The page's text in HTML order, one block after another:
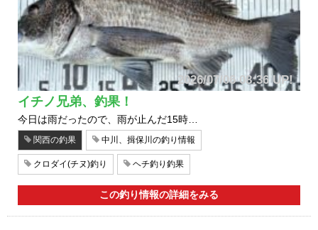
2026/07/06 08:36 UP!
イチノ兄弟、釣果！
今日は雨だったので、雨が止んだ15時…
関西の釣果 中川、揖保川の釣り情報
クロダイ(チヌ)釣り ヘチ釣り釣果
この釣り情報の詳細をみる